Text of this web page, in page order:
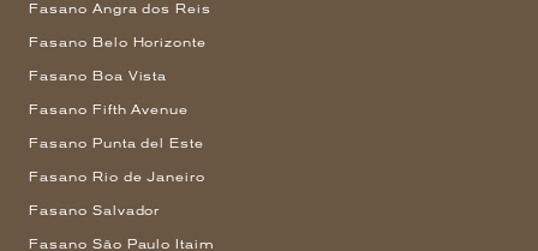
Fasano Angra dos Reis
Fasano Belo Horizonte
Fasano Boa Vista
Fasano Fifth Avenue
Fasano Punta del Este
Fasano Rio de Janeiro
Fasano Salvador
Fasano São Paulo Itaim